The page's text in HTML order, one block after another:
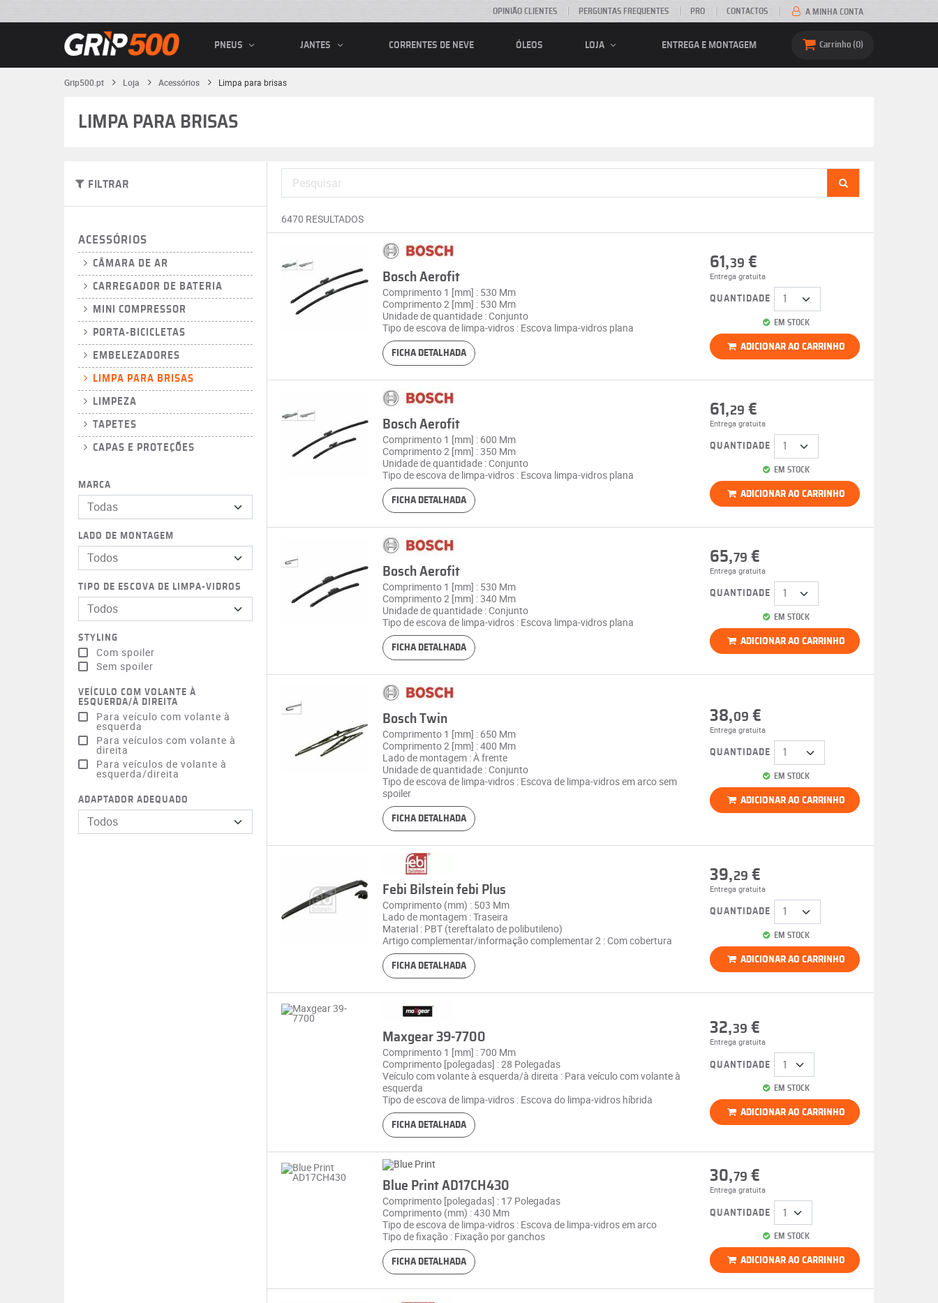
OPINIÃO CLIENTES PERGUNTAS FREQUENTES PRO CONTACTOS A MINHA CONTA
PNEUS JANTES CORRENTES DE NEVE ÓLEOS LOJA ENTREGA E MONTAGEM Carrinho 0
Grip500.pt Loja Acessórios Limpa para brisas
LIMPA PARA BRISAS
FILTRAR
ACESSÓRIOS
CÂMARA DE AR
CARREGADOR DE BATERIA
MINI COMPRESSOR
PORTA-BICICLETAS
EMBELEZADORES
LIMPA PARA BRISAS
LIMPEZA
TAPETES
CAPAS E PROTEÇÕES
MARCA
Todas
LADO DE MONTAGEM
Todos
TIPO DE ESCOVA DE LIMPA-VIDROS
Todos
STYLING
Com spoiler
Sem spoiler
VEÍCULO COM VOLANTE À
ESQUERDA/À DIREITA
Para veículo com volante à
esquerda
Para veículos com volante à
direita
Para veículos de volante à
esquerda/direita
ADAPTADOR ADEQUADO
Todos
6470 RESULTADOS
Bosch Aerofit
Comprimento 1 [mm] : 530 Mm
Comprimento 2 [mm] : 530 Mm
Unidade de quantidade : Conjunto
Tipo de escova de limpa-vidros : Escova limpa-vidros plana
FICHA DETALHADA
61,39 €
Entrega gratuita
EM STOCK
QUANTIDADE
ADICIONAR AO CARRINHO
Bosch Aerofit
Comprimento 1 [mm] : 600 Mm
Comprimento 2 [mm] : 350 Mm
Unidade de quantidade : Conjunto
Tipo de escova de limpa-vidros : Escova limpa-vidros plana
FICHA DETALHADA
61,29 €
Entrega gratuita
EM STOCK
QUANTIDADE
ADICIONAR AO CARRINHO
Bosch Aerofit
Comprimento 1 [mm] : 530 Mm
Comprimento 2 [mm] : 340 Mm
Unidade de quantidade : Conjunto
Tipo de escova de limpa-vidros : Escova limpa-vidros plana
FICHA DETALHADA
65,79 €
Entrega gratuita
EM STOCK
QUANTIDADE
ADICIONAR AO CARRINHO
Bosch Twin
Comprimento 1 [mm] : 650 Mm
Comprimento 2 [mm] : 400 Mm
Lado de montagem : À frente
Unidade de quantidade : Conjunto
Tipo de escova de limpa-vidros : Escova de limpa-vidros em arco sem
spoiler
FICHA DETALHADA
38,09 €
Entrega gratuita
EM STOCK
QUANTIDADE
ADICIONAR AO CARRINHO
Febi Bilstein febi Plus
Comprimento (mm) : 503 Mm
Lado de montagem : Traseira
Material : PBT (tereftalato de polibutileno)
Artigo complementar/informação complementar 2 : Com cobertura
FICHA DETALHADA
39,29 €
Entrega gratuita
EM STOCK
QUANTIDADE
ADICIONAR AO CARRINHO
Maxgear 39-7700
Comprimento 1 [mm] : 700 Mm
Comprimento [polegadas] : 28 Polegadas
Veículo com volante à esquerda/à direita : Para veículo com volante à
esquerda
Tipo de escova de limpa-vidros : Escova do limpa-vidros híbrida
FICHA DETALHADA
32,39 €
Entrega gratuita
EM STOCK
QUANTIDADE
ADICIONAR AO CARRINHO
Blue Print AD17CH430
Comprimento [polegadas] : 17 Polegadas
Comprimento (mm) : 430 Mm
Tipo de escova de limpa-vidros : Escova de limpa-vidros em arco
Tipo de fixação : Fixação por ganchos
FICHA DETALHADA
30,79 €
Entrega gratuita
EM STOCK
QUANTIDADE
ADICIONAR AO CARRINHO